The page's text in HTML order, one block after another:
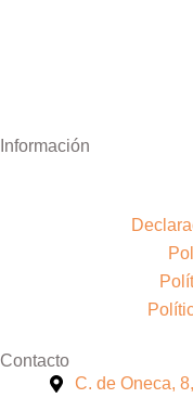
Información
Contacto
C. de Oneca,